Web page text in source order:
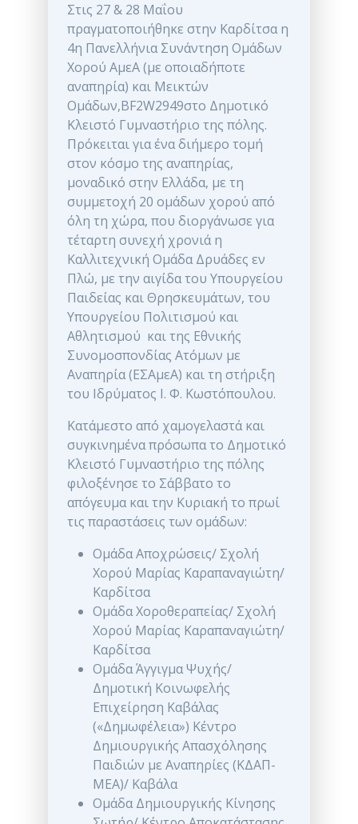
Στις 27 & 28 Μαΐου
πραγματοποιήθηκε στην Καρδίτσα η
4η Πανελλήνια Συνάντηση Ομάδων
Χορού ΑμεΑ (με οποιαδήποτε
αναπηρία) και Μεικτών
Ομάδων,BF2W2949στο Δημοτικό
Κλειστό Γυμναστήριο της πόλης.
Πρόκειται για ένα διήμερο τομή
στον κόσμο της αναπηρίας,
μοναδικό στην Ελλάδα, με τη
συμμετοχή 20 ομάδων χορού από
όλη τη χώρα, που διοργάνωσε για
τέταρτη συνεχή χρονιά η
Καλλιτεχνική Ομάδα Δρυάδες εν
Πλώ, με την αιγίδα του Υπουργείου
Παιδείας και Θρησκευμάτων, του
Υπουργείου Πολιτισμού και
Αθλητισμού και της Εθνικής
Συνομοσπονδίας Ατόμων με
Αναπηρία (ΕΣΑμεΑ) και τη στήριξη
του Ιδρύματος Ι. Φ. Κωστόπουλου.
Κατάμεστο από χαμογελαστά και
συγκινημένα πρόσωπα το Δημοτικό
Κλειστό Γυμναστήριο της πόλης
φιλοξένησε το Σάββατο το
απόγευμα και την Κυριακή το πρωί
τις παραστάσεις των ομάδων:
Ομάδα Αποχρώσεις/ Σχολή
Χορού Μαρίας Καραπαναγιώτη/
Καρδίτσα
Ομάδα Χοροθεραπείας/ Σχολή
Χορού Μαρίας Καραπαναγιώτη/
Καρδίτσα
Ομάδα Άγγιγμα Ψυχής/
Δημοτική Κοινωφελής
Επιχείρηση Καβάλας
(«Δημωφέλεια») Κέντρο
Δημιουργικής Απασχόλησης
Παιδιών με Αναπηρίες (ΚΔΑΠ-
ΜΕΑ)/ Καβάλα
Ομάδα Δημιουργικής Κίνησης